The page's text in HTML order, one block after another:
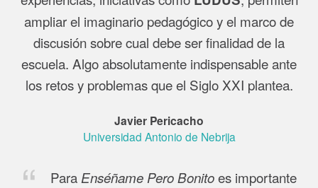
ampliar el imaginario pedagógico y el marco de
discusión sobre cual debe ser finalidad de la
escuela. Algo absolutamente indispensable ante
los retos y problemas que el Siglo XXI plantea.
Javier Pericacho
Universidad Antonio de Nebrija
Para Enséñame Pero Bonitoes importante